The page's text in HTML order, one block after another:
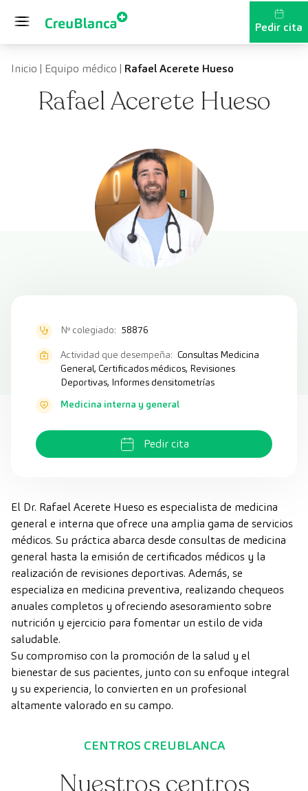
Pedir cita
Inicio | Equipo médico | Rafael Acerete Hueso
Rafael Acerete Hueso
Nº colegiado: 58876
Actividad que desempeña: Consultas Medicina
General, Certificados médicos, Revisiones
Deportivas, Informes densitometrías
Medicina interna y general
Pedir cita
El Dr. Rafael Acerete Hueso es especialista de medicina
general e interna que ofrece una amplia gama de servicios
médicos. Su práctica abarca desde consultas de medicina
general hasta la emisión de certificados médicos y la
realización de revisiones deportivas. Además, se
especializa en medicina preventiva, realizando chequeos
anuales completos y ofreciendo asesoramiento sobre
nutrición y ejercicio para fomentar un estilo de vida
saludable.
Su compromiso con la promoción de la salud y el
bienestar de sus pacientes, junto con su enfoque integral
y su experiencia, lo convierten en un profesional
altamente valorado en su campo.
CENTROS CREUBLANCA